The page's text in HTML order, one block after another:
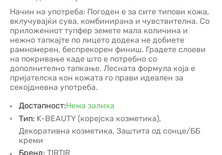
Начин на употреба: Погоден е за сите типови кожа,
вклучувајќи сува, комбинирана и чувствителна. Со
приложениот тупфер земете мала количина и
нежно тапкајте по лицето додека не добиете
рамномерен, беспрекорен финиш. Градете слоеви
на покривање каде што е потребно со
дополнително тапкање. Лесната формула која е
пријателска кон кожата го прави идеален за
секојдневна употреба.
Достапност:Нема залиха
Тип: K-BEAUTY (корејска козметика),
Декоративна козметика, Заштита од сонце/ББ
креми
Бренд: TIRTIR